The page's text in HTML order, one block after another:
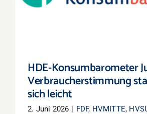
HDE-Konsumbarometer
Verbraucherstimmung
sich leicht
2. Juni 2026 | FDF, HVMITTE,